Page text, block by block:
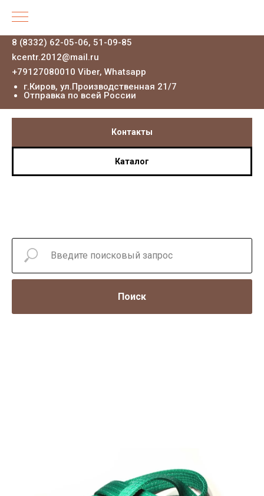
8 (8332) 62-05-06, 51-09-85
kcentr.2012@mail.ru
+79127080010 Viber, Whatsapp
г.Киров, ул.Производственная 21/7
Отправка по всей России
Контакты
Каталог
Поиск